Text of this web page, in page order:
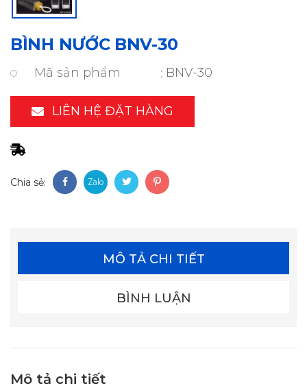
BÌNH NƯỚC BNV-30
Mã sản phẩm BNV-30
LIÊN HỆ ĐẶT HÀNG
Chia sẻ:
MÔ TẢ CHI TIẾT
BÌNH LUẬN
Mô tả chi tiết